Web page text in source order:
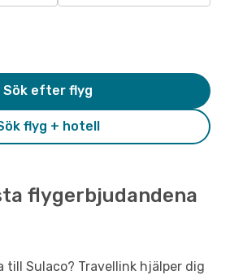
flyg + hotell
Sök efter flyg
flygerbjudandena
till Sulaco? Travellink hjälper dig